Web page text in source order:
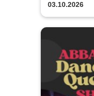
03.10.2026